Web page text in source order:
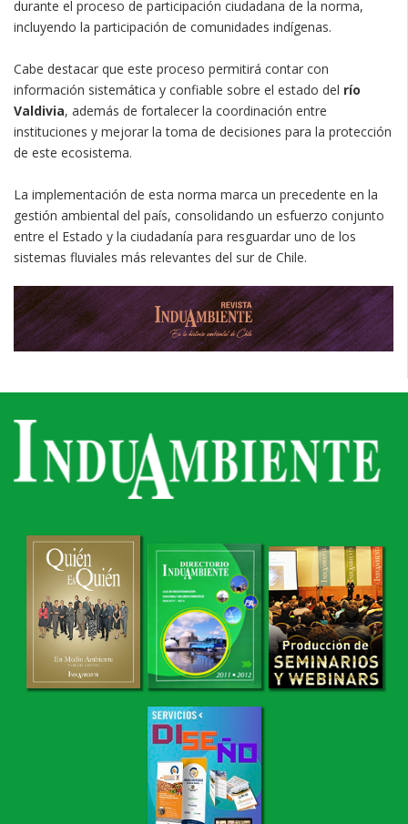
durante el proceso de participación ciudadana de la norma,
incluyendo la participación de comunidades indígenas.
Cabe destacar que este proceso permitirá contar con
información sistemática y confiable sobre el estado del río
Valdivia, además de fortalecer la coordinación entre
instituciones y mejorar la toma de decisiones para la protección
de este ecosistema.
La implementación de esta norma marca un precedente en la
gestión ambiental del país, consolidando un esfuerzo conjunto
entre el Estado y la ciudadanía para resguardar uno de los
sistemas fluviales más relevantes del sur de Chile.